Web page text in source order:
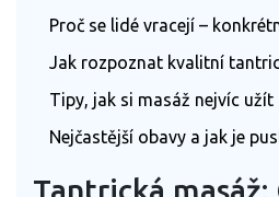
Proč se lidé vracejí –
Jak rozpoznat kvalitní
Tipy, jak si masáž nejvíc užít
Nejčastější obavy a jak je
Tantrická masáž: